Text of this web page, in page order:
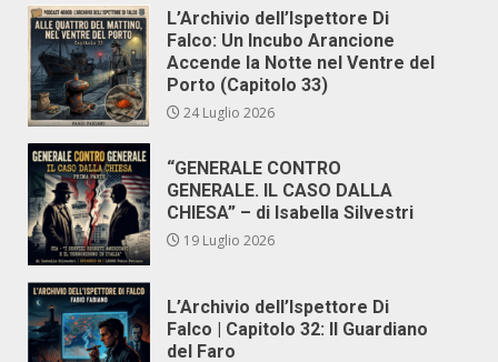
L’Archivio dell’Ispettore Di
Falco: Un Incubo Arancione
Accende la Notte nel Ventre del
Porto (Capitolo 33)
24 Luglio 2026
“GENERALE CONTRO
GENERALE. IL CASO DALLA
CHIESA” – di Isabella Silvestri
19 Luglio 2026
L’Archivio dell’Ispettore Di
Falco | Capitolo 32: Il Guardiano
del Faro